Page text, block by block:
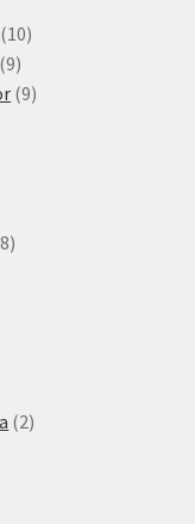
1010
99
produktů
99
88
22